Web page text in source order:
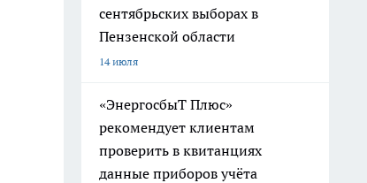
сентябрьских выборах в
Пензенской области
14 июля
«ЭнергосбыТ Плюс»
рекомендует клиентам
проверить в квитанциях
данные приборов учёта